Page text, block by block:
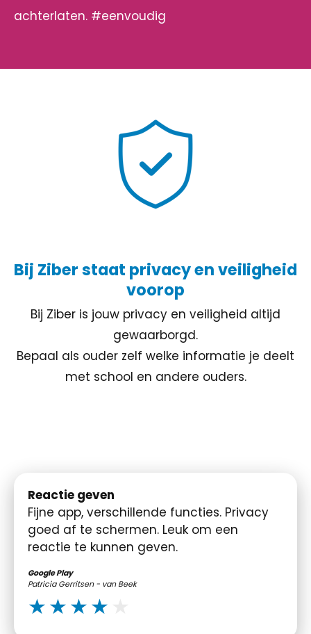
achterlaten. #eenvoudig
Bij Ziber staat privacy en veiligheid
voorop
Bij Ziber is jouw privacy en veiligheid altijd
gewaarborgd.
Bepaal als ouder zelf welke informatie je deelt
met school en andere ouders.
Reactie geven
Fijne app, verschillende functies. Privacy
goed af te schermen. Leuk om een
reactie te kunnen geven.
Google Play
Patricia Gerritsen - van Beek